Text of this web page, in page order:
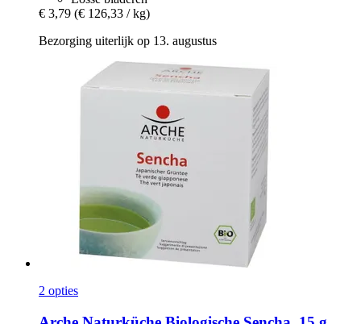
€ 3,79 (€ 126,33 / kg)
Bezorging uiterlijk op 13. augustus
2 opties